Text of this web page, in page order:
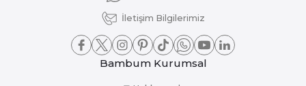
İletişim Bilgilerimiz
Bambum Kurumsal